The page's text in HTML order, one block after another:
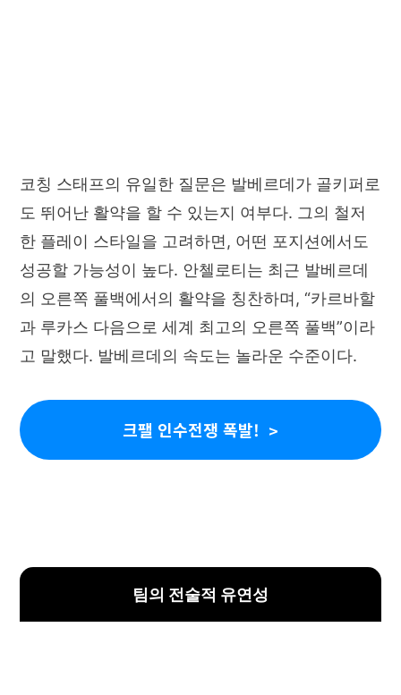
코칭 스태프의 유일한 질문은 발베르데가 골키퍼로
도 뛰어난 활약을 할 수 있는지 여부다. 그의 철저
한 플레이 스타일을 고려하면, 어떤 포지션에서도
성공할 가능성이 높다. 안첼로티는 최근 발베르데
의 오른쪽 풀백에서의 활약을 칭찬하며, “카르바할
과 루카스 다음으로 세계 최고의 오른쪽 풀백”이라
고 말했다. 발베르데의 속도는 놀라운 수준이다.
크팰 인수전쟁 폭발!
팀의 전술적 유연성